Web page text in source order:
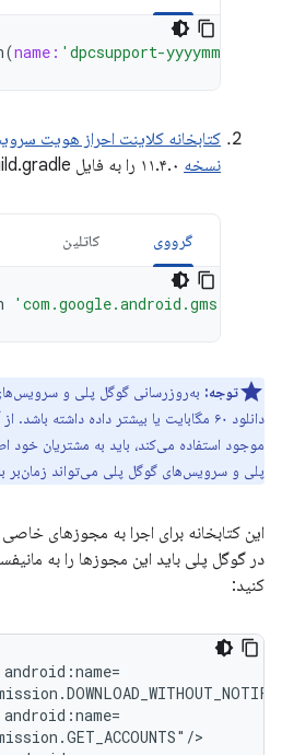
(name: 'dpcsupport-yyyymmdd'
کتابخانه کلاینت احراز هویت
نسخه
گرووی کاتلین
توجه: به‌روزرسانی گوگل پلی و
دانلود ۶۰ مگابایت یا بیشتر داده داشته
موجود استفاده می‌کند، باید به مشتریان خود
پلی و سرویس‌های گوگل پلی می‌تواند زمان‌بر
این کتابخانه برای اجرا به مجوزهای خاصی
کنید: